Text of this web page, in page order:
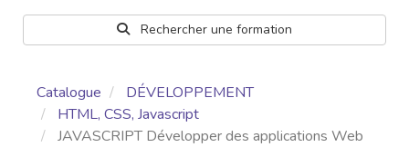
Rechercher une formation
Catalogue
DÉVELOPPEMENT
HTML, CSS, Javascript
JAVASCRIPT Développer des applications Web